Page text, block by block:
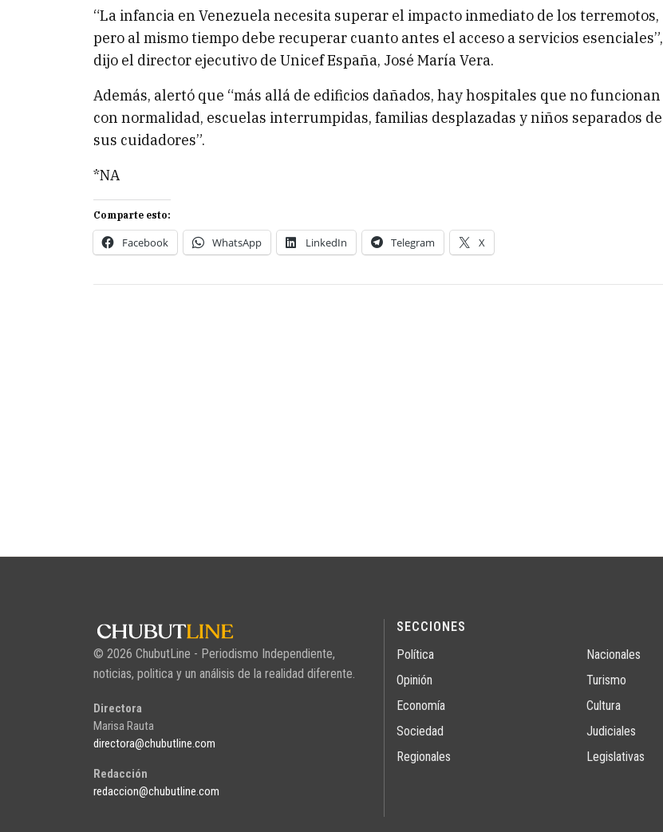
“La infancia en Venezuela necesita superar el impacto inmediato de los terremotos,
pero al mismo tiempo debe recuperar cuanto antes el acceso a servicios esenciales”,
dijo el director ejecutivo de Unicef España, José María Vera.
Además, alertó que “más allá de edificios dañados, hay hospitales que no funcionan
con normalidad, escuelas interrumpidas, familias desplazadas y niños separados de
sus cuidadores”.
*NA
Comparte esto:
Facebook WhatsApp LinkedIn Telegram X
© 2026 ChubutLine - Periodismo Independiente,
noticias, politica y un análisis de la realidad diferente.
Directora
Marisa Rauta
directora@chubutline.com
Redacción
redaccion@chubutline.com
SECCIONES
Política
Opinión
Economía
Sociedad
Regionales
Nacionales
Turismo
Cultura
Judiciales
Legislativas